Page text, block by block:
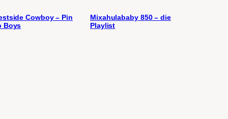
Cowboy – Pin
Boys
Mixahulababy 850 – die
Playlist